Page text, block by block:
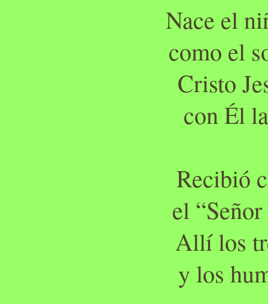
Nace el
como el
Cristo
con Él
Recibió
el
Allí los
y los